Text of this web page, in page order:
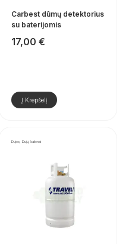
Carbest dūmų detektorius
su baterijomis
17,00 €
Į Krepšelį
Dujos, Dujų balionai